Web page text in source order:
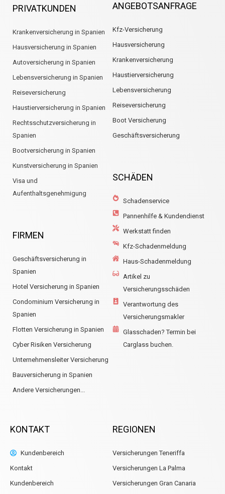
PRIVATKUNDEN
Krankenversicherung in Spanien
Hausversicherung in Spanien
Autoversicherung in Spanien
Lebensversicherung in Spanien
Reiseversicherung
Haustierversicherung in Spanien
Rechtsschutzversicherung in
Spanien
Bootversicherung in Spanien
Kunstversicherung in Spanien
Visa und
Aufenthaltsgenehmigung
FIRMEN
Geschäftsversicherung in
Spanien
Hotel Versicherung in Spanien
Condominium Versicherung in
Spanien
Flotten Versicherung in Spanien
Cyber Risiken Versicherung
Unternehmensleiter Versicherung
Bauversicherung in Spanien
Andere Versicherungen...
ANGEBOTSANFRAGE
Kfz-Versicherung
Hausversicherung
Krankenversicherung
Haustierversicherung
Lebensversicherung
Reiseversicherung
Boot Versicherung
Geschäftsversicherung
SCHÄDEN
Schadenservice
Pannenhilfe & Kundendienst
Werkstatt finden
Kfz-Schadenmeldung
Haus-Schadenmeldung
Artikel zu
Versicherungsschäden
Verantwortung des
Versicherungsmakler
Glasschaden? Termin bei
Carglass buchen.
KONTAKT
Kundenbereich
Kontakt
Kundenbereich
REGIONEN
Versicherungen Teneriffa
Versicherungen La Palma
Versicherungen Gran Canaria